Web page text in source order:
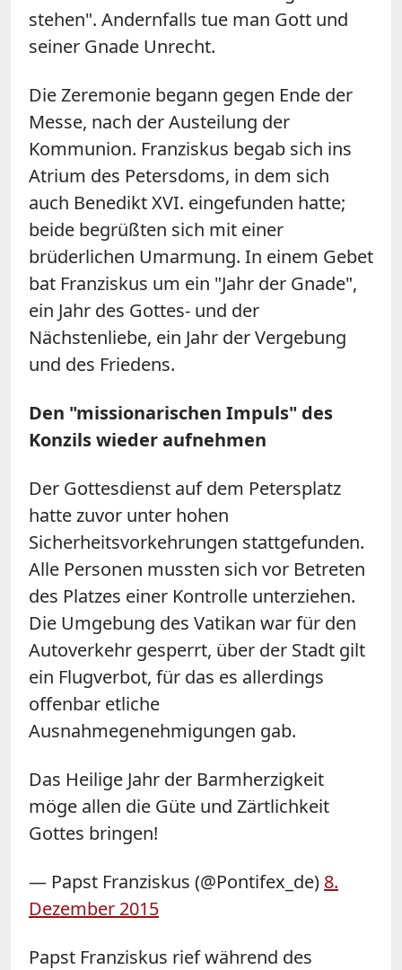
stehen". Andernfalls tue man Gott und
seiner Gnade Unrecht.
Die Zeremonie begann gegen Ende der
Messe, nach der Austeilung der
Kommunion. Franziskus begab sich ins
Atrium des Petersdoms, in dem sich
auch Benedikt XVI. eingefunden hatte;
beide begrüßten sich mit einer
brüderlichen Umarmung. In einem Gebet
bat Franziskus um ein "Jahr der Gnade",
ein Jahr des Gottes- und der
Nächstenliebe, ein Jahr der Vergebung
und des Friedens.
Den "missionarischen Impuls" des
Konzils wieder aufnehmen
Der Gottesdienst auf dem Petersplatz
hatte zuvor unter hohen
Sicherheitsvorkehrungen stattgefunden.
Alle Personen mussten sich vor Betreten
des Platzes einer Kontrolle unterziehen.
Die Umgebung des Vatikan war für den
Autoverkehr gesperrt, über der Stadt gilt
ein Flugverbot, für das es allerdings
offenbar etliche
Ausnahmegenehmigungen gab.
Das Heilige Jahr der Barmherzigkeit
möge allen die Güte und Zärtlichkeit
Gottes bringen!
— Papst Franziskus (@Pontifex_de) 8.
Dezember 2015
Papst Franziskus rief während des